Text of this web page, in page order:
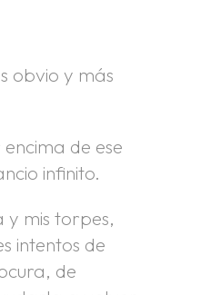
obvio y más
de ese
infinito.
y mis torpes,
intentos de
de